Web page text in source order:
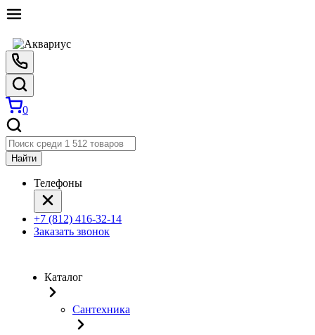
0
Найти
Телефоны
+7 (812) 416-32-14
Заказать звонок
Каталог
Сантехника